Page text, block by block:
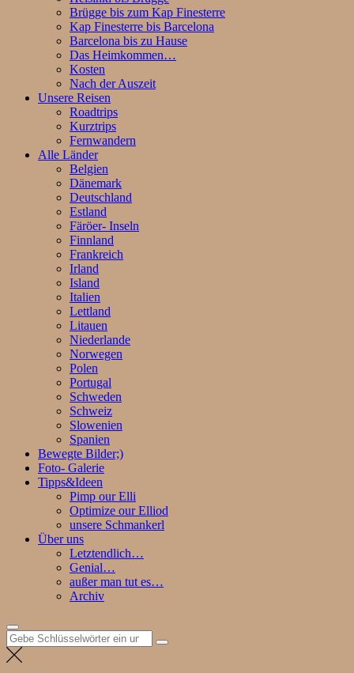
Brügge bis zum Kap Finesterre
Kap Finesterre bis Barcelona
Barcelona bis zu Hause
Das Heimkommen…
Kosten
Nach der Auszeit
Unsere Reisen
Roadtrips
Kurztrips
Fernwandern
Alle Länder
Belgien
Dänemark
Deutschland
Estland
Färöer- Inseln
Finnland
Frankreich
Irland
Island
Italien
Lettland
Litauen
Niederlande
Norwegen
Polen
Portugal
Schweden
Schweiz
Slowenien
Spanien
Bewegte Bilder;)
Foto- Galerie
Tipps&Ideen
Pimp our Elli
Optimize our Elliod
unsere Schmankerl
Über uns
Letztendlich…
Genial…
außer man tut es…
Archiv
Suchen
nach: